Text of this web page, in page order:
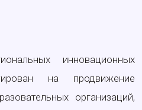
инновационных
на продвижение
организаций,